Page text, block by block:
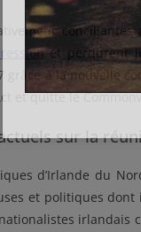
conciliantes
et perdurent
grâce à la nouvelle
et quitte le
sur la
d’Irlande du
et politiques
irlandais